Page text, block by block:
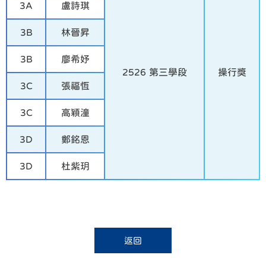
2526 第三學段 操行獎
3A 盧詩琪
3B 林晉昇
3B 廖希妤
3C 張福恆
3C 高穎潼
3D 鄭銘恩
3D 杜紫玥
返回